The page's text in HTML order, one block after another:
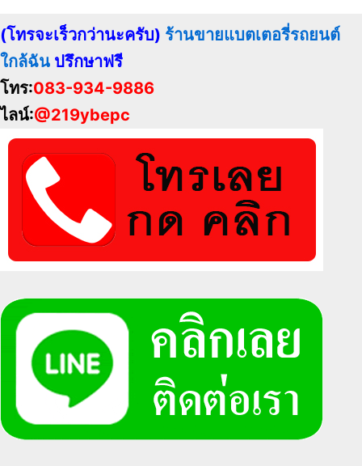
(โทรจะเร็วกว่านะครับ) ร้านขายแบตเตอรี่รถยนต์
ใกล้ฉัน ปรึกษาฟรี
โทร:083-934-9886
ไลน์:@219ybepc